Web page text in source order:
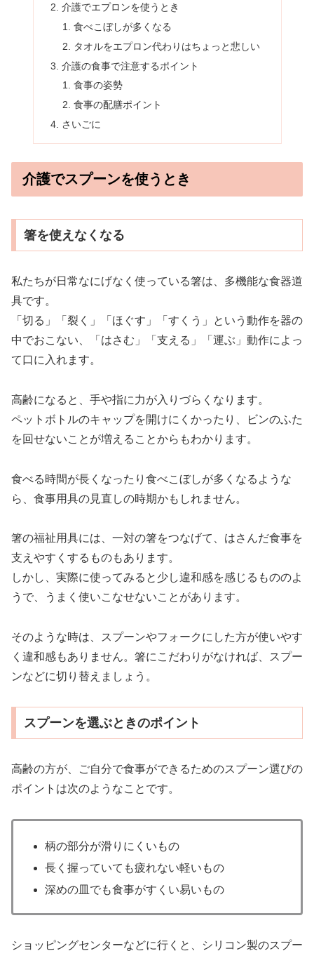
介護でエプロンを使うとき
食べこぼしが多くなる
タオルをエプロン代わりはちょっと悲しい
介護の食事で注意するポイント
食事の姿勢
食事の配膳ポイント
さいごに
介護でスプーンを使うとき
箸を使えなくなる
私たちが日常なにげなく使っている箸は、多機能な食器道
具です。
「切る」「裂く」「ほぐす」「すくう」という動作を器の
中でおこない、「はさむ」「支える」「運ぶ」動作によっ
て口に入れます。
高齢になると、手や指に力が入りづらくなります。
ペットボトルのキャップを開けにくかったり、ビンのふた
を回せないことが増えることからもわかります。
食べる時間が長くなったり食べこぼしが多くなるような
ら、食事用具の見直しの時期かもしれません。
箸の福祉用具には、一対の箸をつなげて、はさんだ食事を
支えやすくするものもあります。
しかし、実際に使ってみると少し違和感を感じるもののよ
うで、うまく使いこなせないことがあります。
そのような時は、スプーンやフォークにした方が使いやす
く違和感もありません。箸にこだわりがなければ、スプー
ンなどに切り替えましょう。
スプーンを選ぶときのポイント
高齢の方が、ご自分で食事ができるためのスプーン選びの
ポイントは次のようなことです。
柄の部分が滑りにくいもの
長く握っていても疲れない軽いもの
深めの皿でも食事がすくい易いもの
ショッピングセンターなどに行くと、シリコン製のスプー